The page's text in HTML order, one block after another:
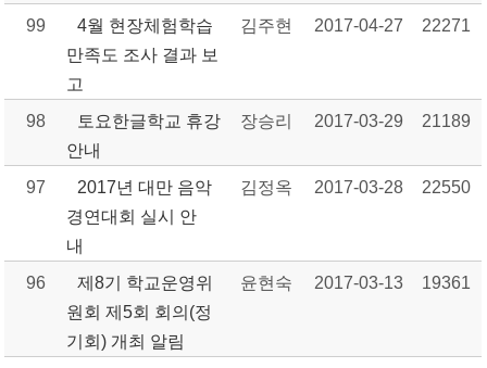
99
4월 현장체험학습
만족도 조사 결과 보
고
김주현 2017-04-27 22271
98
토요한글학교 휴강
안내
장승리 2017-03-29 21189
97
2017년 대만 음악
경연대회 실시 안
내
김정옥 2017-03-28 22550
96
제8기 학교운영위
원회 제5회 회의(정
기회) 개최 알림
윤현숙 2017-03-13 19361